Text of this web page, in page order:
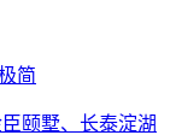
简
颐墅、长泰淀湖